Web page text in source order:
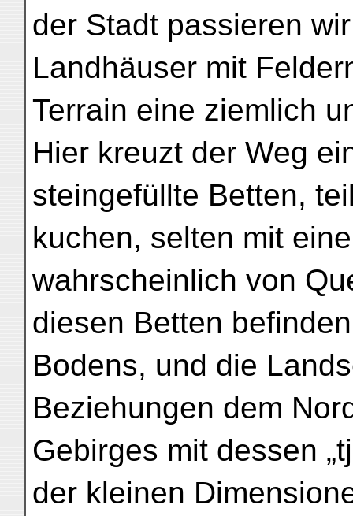
der Stadt passieren
Landhäuser mit
Terrain eine ziemlich
Hier kreuzt der Weg
steingefüllte Betten,
kuchen, selten mit
wahrscheinlich von
diesen Betten
Bodens, und die
Beziehungen dem
Gebirges mit dessen
der kleinen